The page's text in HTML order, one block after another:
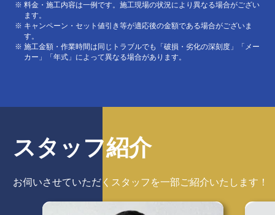
料金・施工内容は一例です。施工現場の状況により異なる場合がござい
ます。
キャンペーン・セット値引き等が適応後の金額である場合がございま
す。
施工金額・作業時間は同じトラブルでも「破損・劣化の深刻度」「メー
カー」「年式」によって異なる場合があります。
スタッフ紹介
お伺いさせていただくスタッフを一部ご紹介いたします！